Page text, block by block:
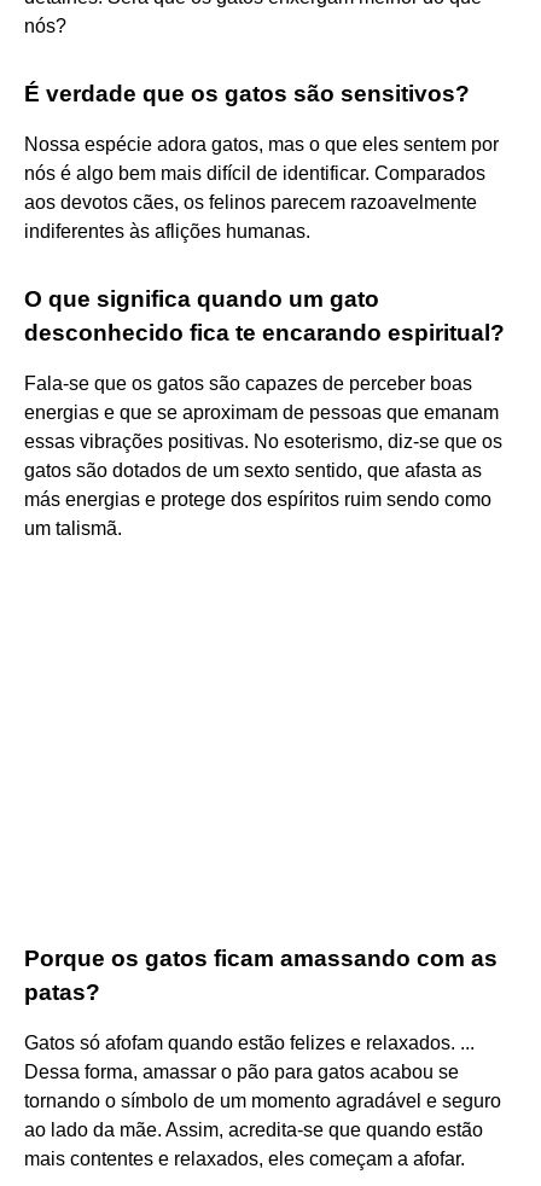
nós?
É verdade que os gatos são sensitivos?
Nossa espécie adora gatos, mas o que eles sentem por
nós é algo bem mais difícil de identificar. Comparados
aos devotos cães, os felinos parecem razoavelmente
indiferentes às aflições humanas.
O que significa quando um gato
desconhecido fica te encarando espiritual?
Fala-se que os gatos são capazes de perceber boas
energias e que se aproximam de pessoas que emanam
essas vibrações positivas. No esoterismo, diz-se que os
gatos são dotados de um sexto sentido, que afasta as
más energias e protege dos espíritos ruim sendo como
um talismã.
Porque os gatos ficam amassando com as
patas?
Gatos só afofam quando estão felizes e relaxados. ...
Dessa forma, amassar o pão para gatos acabou se
tornando o símbolo de um momento agradável e seguro
ao lado da mãe. Assim, acredita-se que quando estão
mais contentes e relaxados, eles começam a afofar.